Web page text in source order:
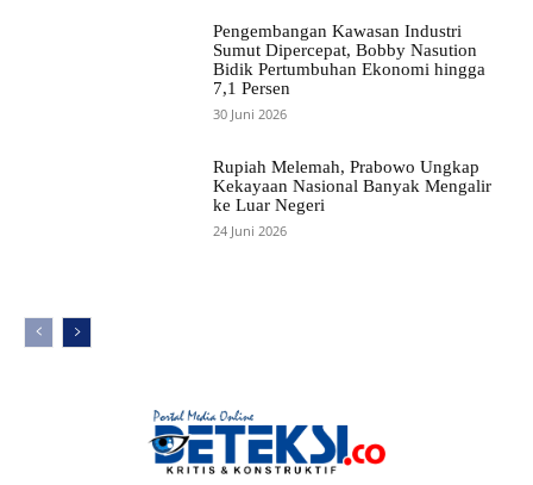
Pengembangan Kawasan Industri
Sumut Dipercepat, Bobby Nasution
Bidik Pertumbuhan Ekonomi hingga
7,1 Persen
30 Juni 2026
Rupiah Melemah, Prabowo Ungkap
Kekayaan Nasional Banyak Mengalir
ke Luar Negeri
24 Juni 2026